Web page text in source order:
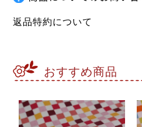
返品特約について
おすすめ商品